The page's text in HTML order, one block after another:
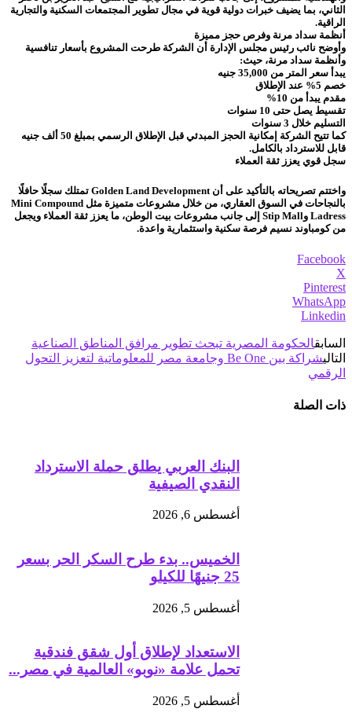
الثاني، بما يضيف خبرات دولية قوية في مجال تطوير المجتمعات السكنية والتجارية
الراقية.
أنظمة سداد مرنة وفرص حجز مميزة
وأوضح نائب رئيس مجلس الإدارة أن الشركة طرحت المشروع بأسعار تنافسية
وأنظمة سداد مرنة، حيث:
يبدأ سعر المتر من 35,000 جنيه
خصم 5% عند الإطلاق
مقدم يبدأ من 10%
تقسيط يصل حتى 10 سنوات
التسليم خلال 3 سنوات
كما تتيح الشركة إمكانية الحجز المبدئي قبل الإطلاق الرسمي بمبلغ 50 ألف جنيه
قابل للاسترداد بالكامل.
سجل قوي يعزز ثقة العملاء
واختتم تصريحاته بالتأكيد على أن Golden Land Development تمتلك سجلًا حافلًا
بالنجاحات في السوق العقاري، من خلال مشروعات متميزة مثل Mini Compound
Ladress وStip Mall إلى جانب مشروعات بيت الوطن، ما يعزز ثقة العملاء ويجعل
من كومباوند نسيم فرصة سكنية واستثمارية واعدة.
Facebook
X
Pinterest
WhatsApp
Linkedin
السابقالحكومة المصرية تبحث تطوير مرافق المناطق الصناعية
التالي
شراكة بين Be One وجامعة مصر للمعلوماتية لتعزيز التحول
الرقمي
ذات الصلة
البنك العربي يطلق حملة الاسترداد
النقدي الصيفية
أغسطس 6, 2026
الخميس.. بدء طرح السكر الحر بسعر
25 جنيهًا للكيلو
أغسطس 5, 2026
الاستعداد لإطلاق أول شقق فندقية
تحمل علامة «نوبو» العالمية في مصر...
أغسطس 5, 2026